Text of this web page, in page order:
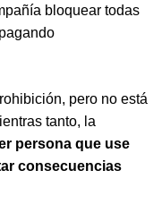
bloquear todas
pero no está
tanto, la
persona que use
consecuencias